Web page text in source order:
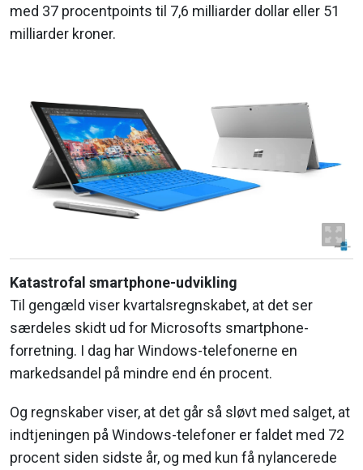
med 37 procentpoints til 7,6 milliarder dollar eller 51
milliarder kroner.
Katastrofal smartphone-udvikling
Til gengæld viser kvartalsregnskabet, at det ser
særdeles skidt ud for Microsofts smartphone-
forretning. I dag har Windows-telefonerne en
markedsandel på mindre end én procent.
Og regnskaber viser, at det går så sløvt med salget, at
indtjeningen på Windows-telefoner er faldet med 72
procent siden sidste år, og med kun få nylancerede